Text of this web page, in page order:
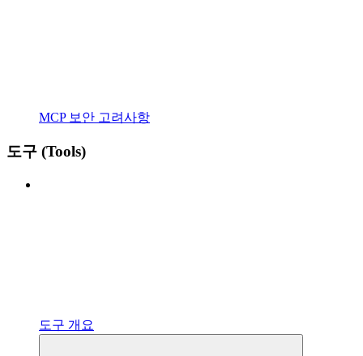
MCP 보안 고려사항
도구 (Tools)
도구 개요